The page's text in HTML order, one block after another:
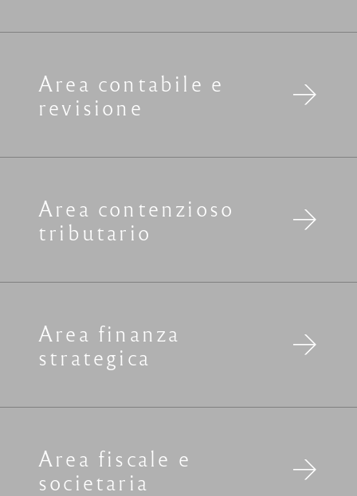
Area contabile e
revisione
Area contenzioso
tributario
Area finanza
strategica
Area fiscale e
societaria